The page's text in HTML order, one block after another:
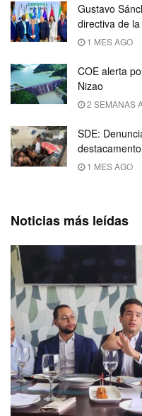
Gustavo
directiva de la
1 MES AGO
COE alerta
Nizao
2 SEMANAS
SDE:
1 MES AGO
Noticias más leídas